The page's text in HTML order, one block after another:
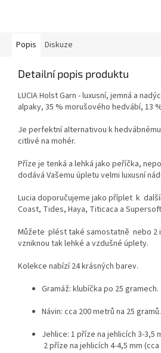
Popis Diskuze
Detailní popis produktu
LUCIA Holst Garn - luxusní, jemná a
alpaky, 35 % morušového hedvábí, 13
Je perfektní alternativou k
citlivé na mohér.
Příze je tenká a lehká jako peříčka,
dodává Vašemu úpletu velmi luxusní
Lucia doporučujeme jako příplet k
Coast, Tides, Haya, Titicaca a
Můžete plést také samostatně nebo 2
vzniknou tak lehké a vzdušné úplety.
Kolekce nabízí 24 krásných barev.
Gramáž: klubíčka po 25 gramech.
Návin: cca 200 metrů na 25 gramů.
Jehlice: 1 příze na jehlicích 3-3,5
2 příze na jehlicích 4-4,5 mm (cca